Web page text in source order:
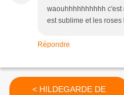
waouhhhhhhhhhh
est sublime et les
Répondre
< HILDEGARDE DE